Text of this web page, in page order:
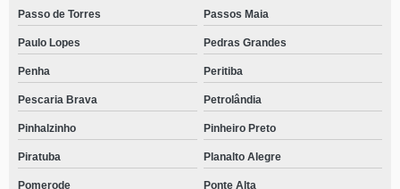
Passo de Torres Passos Maia
Paulo Lopes Pedras Grandes
Penha Peritiba
Pescaria Brava Petrolândia
Pinhalzinho Pinheiro Preto
Piratuba Planalto Alegre
Pomerode Ponte Alta